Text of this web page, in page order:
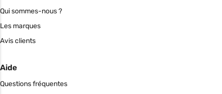
Qui sommes-nous ?
Les marques
Avis clients
Aide
Questions fréquentes